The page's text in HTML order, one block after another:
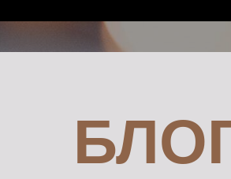
Группа для взрослых
БЛОГ